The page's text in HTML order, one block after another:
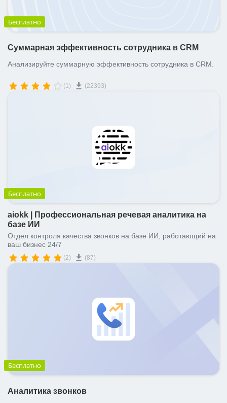
Бесплатно
Суммарная эффективность сотрудника в CRM
Анализируйте суммарную эффективность сотрудника в CRM.
(1) (22393)
Бесплатно
aiokk | Профессиональная речевая аналитика на
базе ИИ
Отдел контроля качества звонков на базе ИИ, работающий на
ваш бизнес 24/7
(2) (87)
Бесплатно
Аналитика звонков